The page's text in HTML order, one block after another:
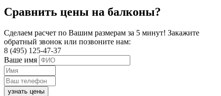
Сравнить цены на балконы?
Сделаем расчет по Вашим размерам за 5 минут! Закажите
обратный звонок или позвоните нам:
8 (495) 125-47-37
Ваше имя
узнать цены